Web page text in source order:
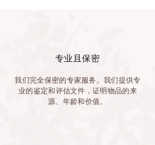
专业且保密
我们完全保密的专家服务。我们提供专
业的鉴定和评估文件，证明物品的来
源、年龄和价值。